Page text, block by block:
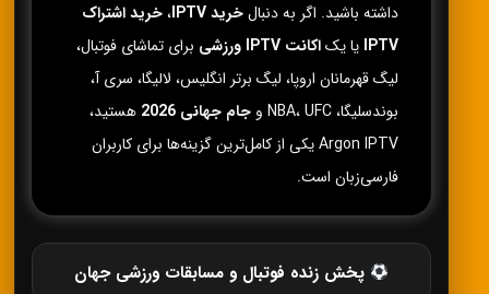
داشته باشید. اگر به دنبالخرید IPTV ،خرید اشتراک
IPTV یا یکاکانت IPTV ورزشی
برای تماشای فوتبال،
لیگ قهرمانان اروپا، لیگ برتر انگلیس، لالیگا، سری آ،
بوندسلیگا، NBA، UFC و
جام جهانی 2026
هستید،
Argon IPTV یکی از کامل‌ترین گزینه‌ها برای کاربران
فارسی‌زبان است.
پخش زنده فوتبال و مسابقات ورزشی جهان